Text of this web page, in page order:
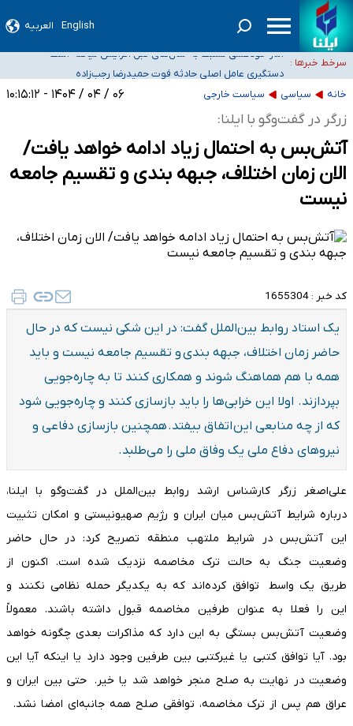
English العربیه
سرخط خبرها :
سیدحسن خمینی عزادار شد
آمار خودکشی نسبت به سال‌های قبل افزایش نیافته است
«زیرمیزی» برای داوطلبان پزشکی سراب است/ دریافت‌های غیرمتعارف در شأن پزشکی
و کشورمان نیست/ نظام سلامت جلوی این رویه را بگیرد
خانه سیاسی سیاست خارجی ۰۶ / ۰۴ / ۱۴۰۴ - ۱۰:۱۵:۱۲
زرگر در گفت‌وگو با ایلنا:
آتش‌بس به احتمال زیاد ادامه خواهد یافت/
الان زمان اختلاف، جبهه بندی و تقسیم جامعه
نیست
کد خبر : 1655304
یک استاد روابط بین‌الملل گفت: در این شکی نیست که در حال
حاضر زمان اختلاف، جبهه بندی و تقسیم جامعه نیست و باید
همه با هم هماهنگ شوند و همکاری کنند تا به چاره‌جویی
بپردازند. اولا این خرابی‌ها را باید بازسازی کنند و چاره‌جویی شود
که از چه منابعی این اتفاق بیفتد. همچنین بازسازی دفاعی و
نیروهای دفاع ملی یک وفاق ملی را می‌طلبد.
‌علی‌اصغر زرگر کارشناس ارشد روابط بین‌الملل در گفت‌وگو با ایلنا،
درباره شرایط آتش‌بس میان ایران و رژیم صهیونیستی و امکان تثبیت
این آتش‌بس‌ در شرایط ملتهب منطقه تصریح کرد: در حال حاضر
وضعیت جنگ به حالت ترک مخاصمه نزدیک شده است. اکنون از
طریق یک واسط توافق کرده‌اند که به یکدیگر حمله نظامی نکنند و
این را فعلا به عنوان طرفین مخاصمه قبول داشته باشند. معمولاً
وضعیت آتش‌بس بستگی به این دارد که مذاکرات بعدی چگونه خواهد
بود. آیا توافق کتبی یا غیرکتبی بین طرفین وجود دارد یا اینکه آیا این
وضعیت در نهایت به صلح منجر خواهد شد یا خیر. حتی بین ایران و
عراق هم پس از ترک مخاصمه، توافقی صلح همه جانبه‌ای امضا نشد.